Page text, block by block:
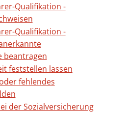
Qualifikation -
Qualifikation -
beantragen
feststellen lassen
fehlendes
der Sozialversicherung